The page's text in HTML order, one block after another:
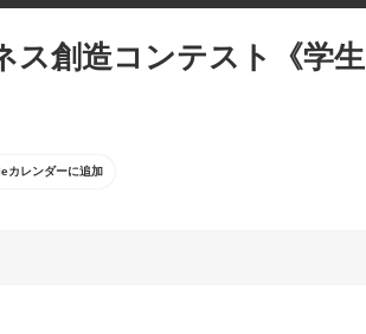
ス創造コンテスト《学生
カレンダーに追加